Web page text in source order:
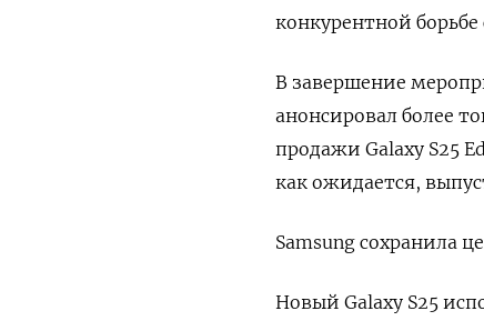
конкурентной
В завершение
анонсировал более
продажи Galaxy S25
как ожидается,
Samsung сохранила
Новый Galaxy S25